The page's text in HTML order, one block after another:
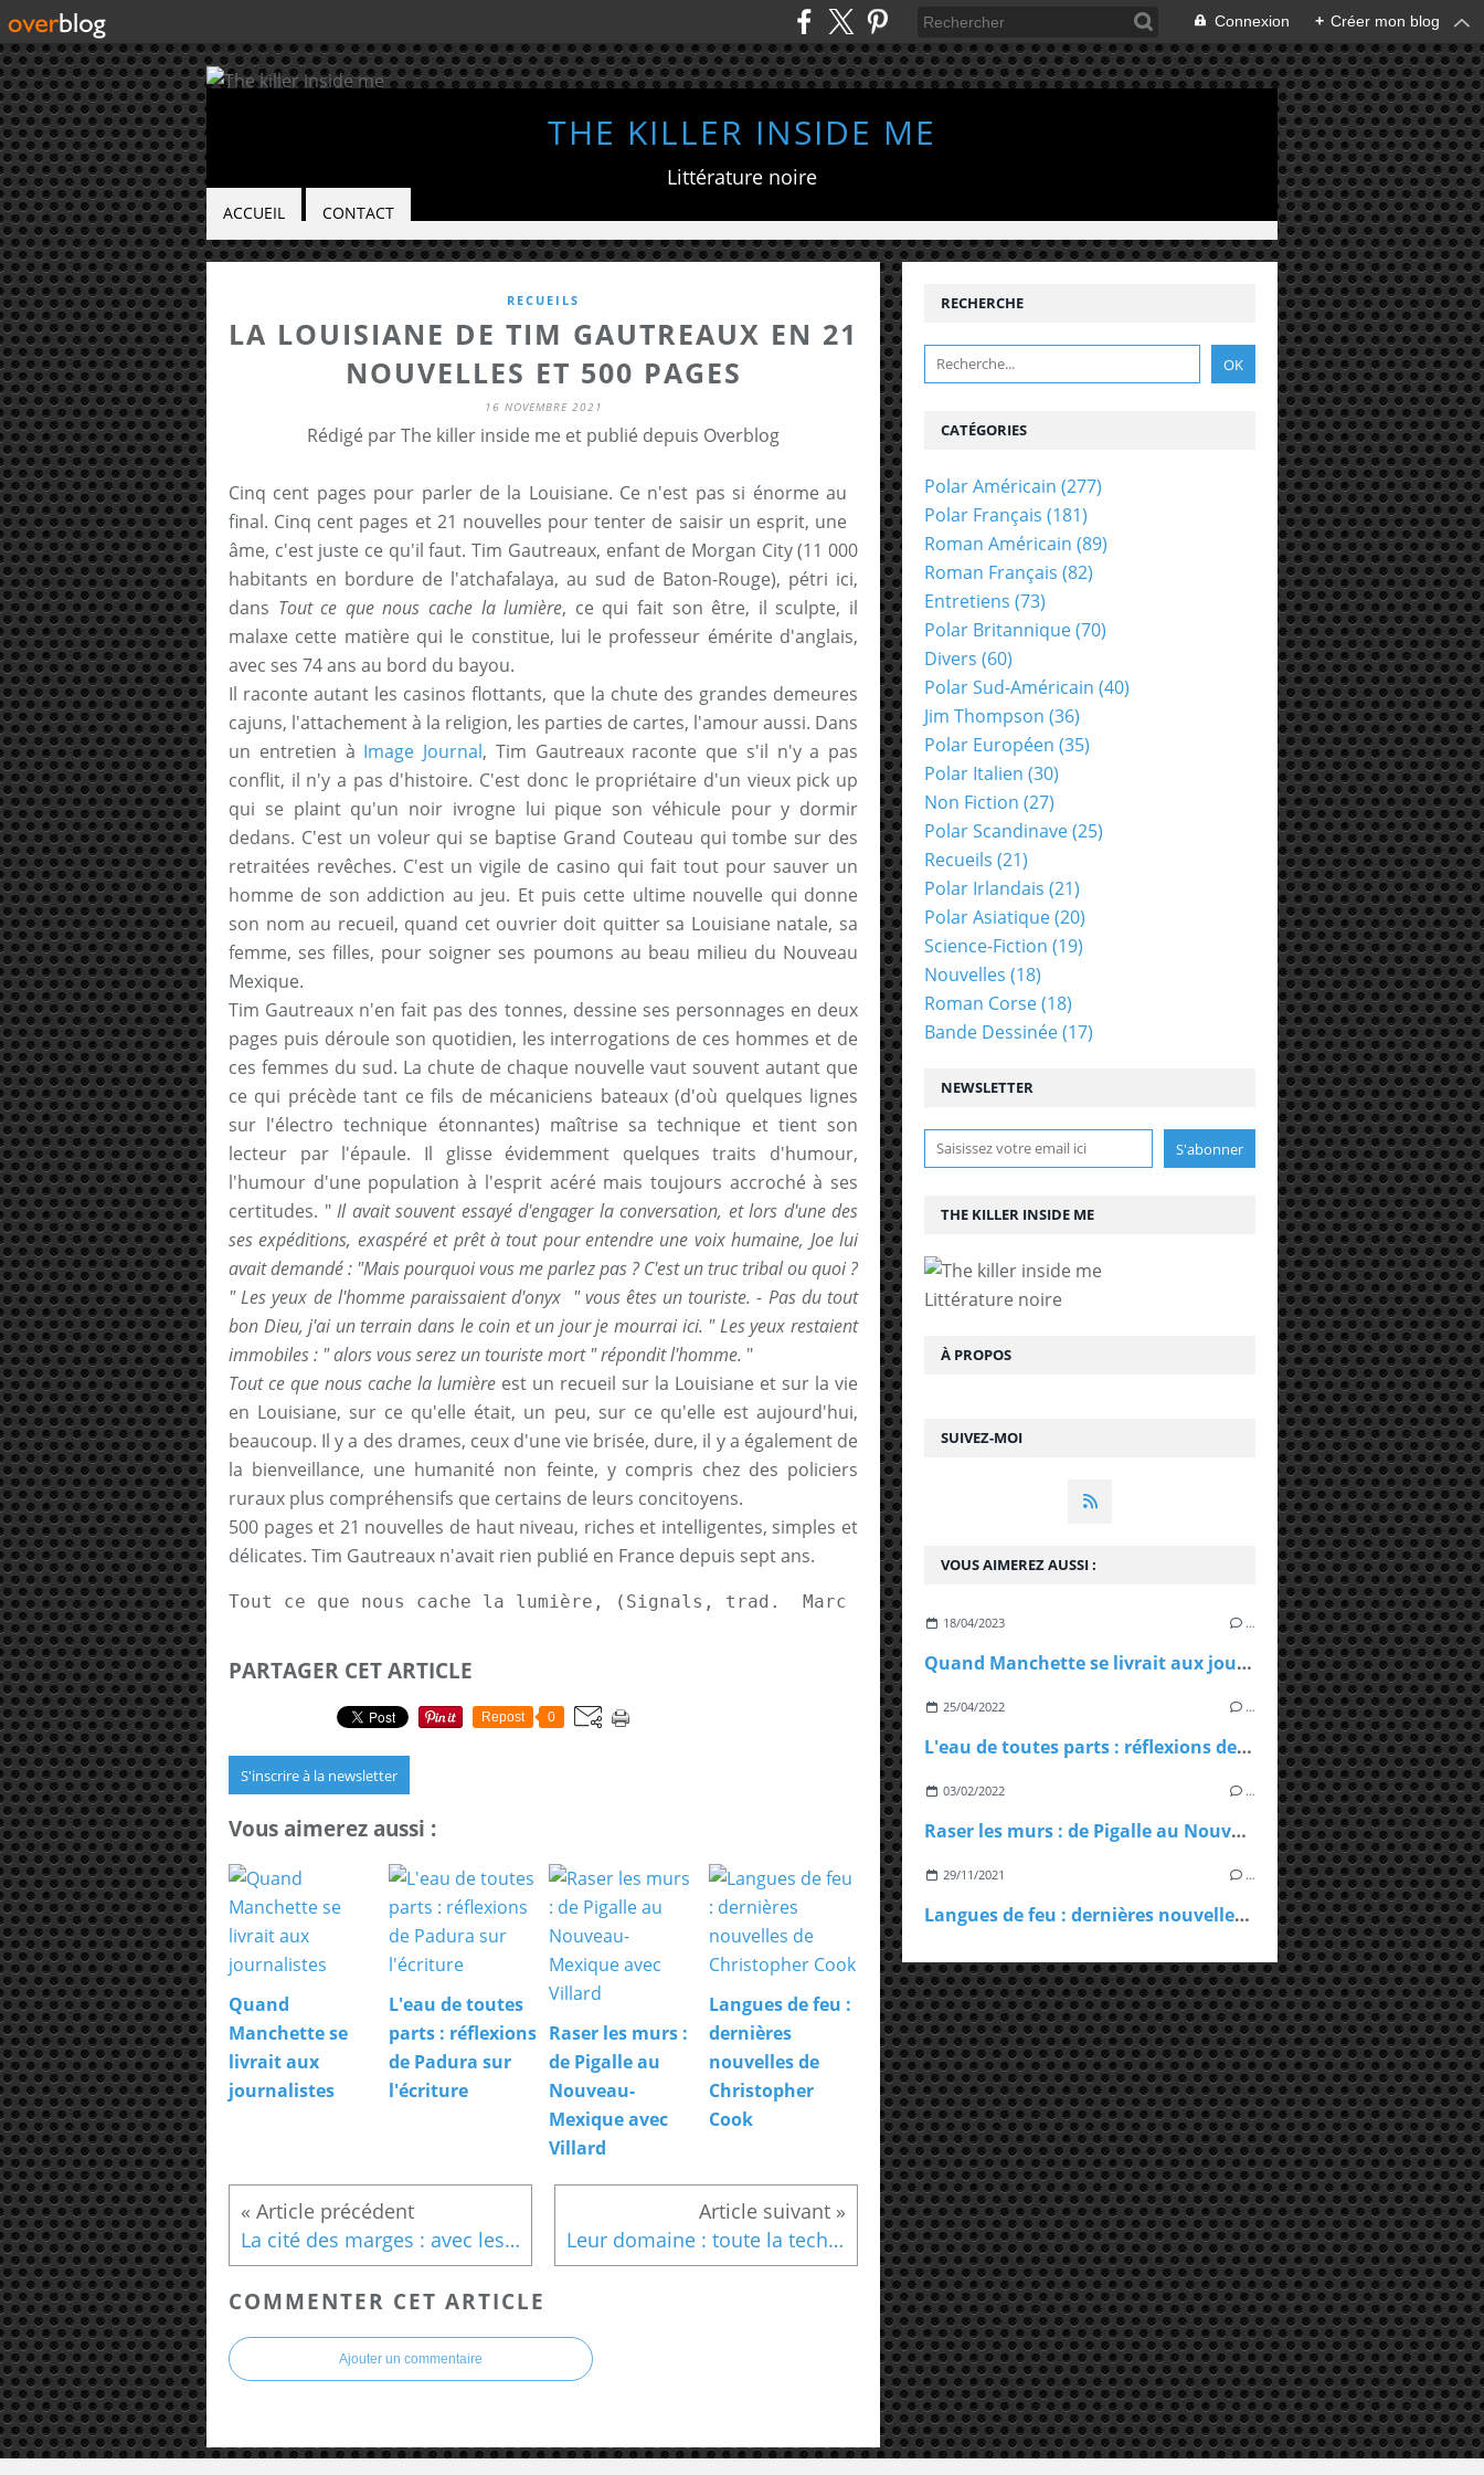
Connexion + Créer mon blog
THE KILLER INSIDE ME
Littérature noire
ACCUEIL CONTACT
RECUEILS
LA LOUISIANE DE TIM GAUTREAUX EN 21
NOUVELLES ET 500 PAGES
16 NOVEMBRE 2021
Rédigé par The killer inside me et publié depuis Overblog
Cinq cent pages pour parler de la Louisiane. Ce n'est pas si énorme au
final. Cinq cent pages et 21 nouvelles pour tenter de saisir un esprit, une
âme, c'est juste ce qu'il faut. Tim Gautreaux, enfant de Morgan City (11 000
habitants en bordure de l'atchafalaya, au sud de Baton-Rouge), pétri ici,
dans Tout ce que nous cache la lumière, ce qui fait son être, il sculpte, il
malaxe cette matière qui le constitue, lui le professeur émérite d'anglais,
avec ses 74 ans au bord du bayou.
Il raconte autant les casinos flottants, que la chute des grandes demeures
cajuns, l'attachement à la religion, les parties de cartes, l'amour aussi. Dans
un entretien à Image Journal, Tim Gautreaux raconte que s'il n'y a pas
conflit, il n'y a pas d'histoire. C'est donc le propriétaire d'un vieux pick up
qui se plaint qu'un noir ivrogne lui pique son véhicule pour y dormir
dedans. C'est un voleur qui se baptise Grand Couteau qui tombe sur des
retraitées revêches. C'est un vigile de casino qui fait tout pour sauver un
homme de son addiction au jeu. Et puis cette ultime nouvelle qui donne
son nom au recueil, quand cet ouvrier doit quitter sa Louisiane natale, sa
femme, ses filles, pour soigner ses poumons au beau milieu du Nouveau
Mexique.
Tim Gautreaux n'en fait pas des tonnes, dessine ses personnages en deux
pages puis déroule son quotidien, les interrogations de ces hommes et de
ces femmes du sud. La chute de chaque nouvelle vaut souvent autant que
ce qui précède tant ce fils de mécaniciens bateaux (d'où quelques lignes
sur l'électro technique étonnantes) maîtrise sa technique et tient son
lecteur par l'épaule. Il glisse évidemment quelques traits d'humour,
l'humour d'une population à l'esprit acéré mais toujours accroché à ses
certitudes. " Il avait souvent essayé d'engager la conversation, et lors d'une des
ses expéditions, exaspéré et prêt à tout pour entendre une voix humaine, Joe lui
avait demandé : "Mais pourquoi vous me parlez pas ? C'est un truc tribal ou quoi ?
" Les yeux de l'homme paraissaient d'onyx " vous êtes un touriste. - Pas du tout
bon Dieu, j'ai un terrain dans le coin et un jour je mourrai ici. " Les yeux restaient
immobiles : " alors vous serez un touriste mort " répondit l'homme. "
Tout ce que nous cache la lumière est un recueil sur la Louisiane et sur la vie
en Louisiane, sur ce qu'elle était, un peu, sur ce qu'elle est aujourd'hui,
beaucoup. Il y a des drames, ceux d'une vie brisée, dure, il y a également de
la bienveillance, une humanité non feinte, y compris chez des policiers
ruraux plus compréhensifs que certains de leurs concitoyens.
500 pages et 21 nouvelles de haut niveau, riches et intelligentes, simples et
délicates. Tim Gautreaux n'avait rien publié en France depuis sept ans.
Tout ce que nous cache la lumière, (Signals, trad.  Marc Amfreville), ed. Seuil, 507 pages, 23, 50.
PARTAGER CET ARTICLE
Repost 0
S'inscrire à la newsletter
Vous aimerez aussi :
Quand
Manchette se
livrait aux
journalistes
L'eau de toutes
parts : réflexions
de Padura sur
l'écriture
Raser les murs :
de Pigalle au
Nouveau-
Mexique avec
Villard
Langues de feu :
dernières
nouvelles de
Christopher
Cook
La cité des marges : avec les mamas de Brooklyn Leur domaine : toute la technique de Jo Nesbo
COMMENTER CET ARTICLE
Ajouter un commentaire
NEWSLETTER
SUIVEZ-MOI
RECHERCHE
THE KILLER INSIDE ME
Littérature noire
À PROPOS
VOUS AIMEREZ AUSSI :
18/04/2023 …
Quand Manchette se livrait aux journalistes
25/04/2022 …
L'eau de toutes parts : réflexions de Padura sur l'écriture
03/02/2022 …
Raser les murs : de Pigalle au Nouveau-Mexique avec Villard
29/11/2021 …
Langues de feu : dernières nouvelles de Christopher Cook
CATÉGORIES
Polar Américain (277)
Polar Français (181)
Roman Américain (89)
Roman Français (82)
Entretiens (73)
Polar Britannique(70)
Divers (60)
Polar Sud-Américain (40)
Jim Thompson (36)
Polar Européen (35)
Polar Italien (30)
Non Fiction (27)
Polar Scandinave(25)
Recueils (21)
Polar Irlandais (21)
Polar Asiatique(20)
Science-Fiction (19)
Nouvelles (18)
Roman Corse(18)
Bande Dessinée(17)